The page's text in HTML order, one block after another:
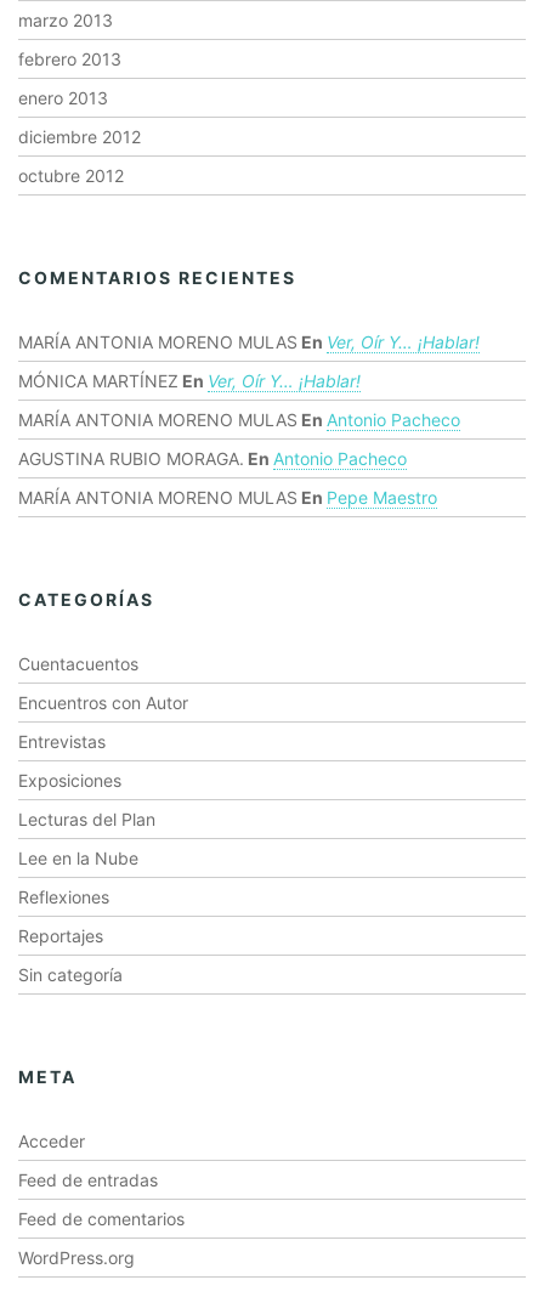
marzo 2013
febrero 2013
enero 2013
diciembre 2012
octubre 2012
COMENTARIOS RECIENTES
MARÍA ANTONIA MORENO MULAS En Ver, Oír Y… ¡hablar!
MÓNICA MARTÍNEZ En Ver, Oír Y… ¡hablar!
MARÍA ANTONIA MORENO MULAS En Antonio Pacheco
AGUSTINA RUBIO MORAGA. En Antonio Pacheco
MARÍA ANTONIA MORENO MULAS En Pepe Maestro
CATEGORÍAS
Cuentacuentos
Encuentros con Autor
Entrevistas
Exposiciones
Lecturas del Plan
Lee en la Nube
Reflexiones
Reportajes
Sin categoría
META
Acceder
Feed de entradas
Feed de comentarios
WordPress.org